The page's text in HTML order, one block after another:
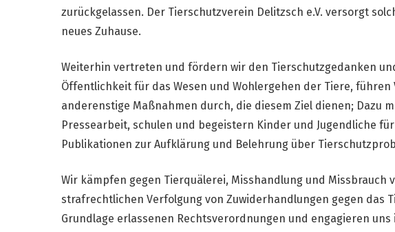
zurückgelassen. Der Tierschutzverein Delitzsch e.V. versorgt
neues Zuhause.
Weiterhin vertreten und fördern wir den Tierschutzgedanken
Öffentlichkeit für das Wesen und Wohlergehen der Tiere, führen
anderenstige Maßnahmen durch, die diesem Ziel dienen; Dazu
Pressearbeit, schulen und begeistern Kinder und Jugendliche
Publikationen zur Aufklärung und Belehrung über
Wir kämpfen gegen Tierquälerei, Misshandlung und Missbrauch
strafrechtlichen Verfolgung von Zuwiderhandlungen gegen das
Grundlage erlassenen Rechtsverordnungen und engagieren